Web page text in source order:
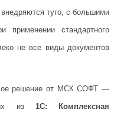
туго, с большими
применении стандартного
не все виды документов
решение от МСК СОФТ —
из 1С: Комплексная